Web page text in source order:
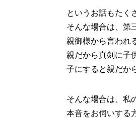
というお話もたく
そんな場合は、第
親御様から言われ
親だから真剣に子
子にすると親だか
そんな場合は、私
本音をお伺いする